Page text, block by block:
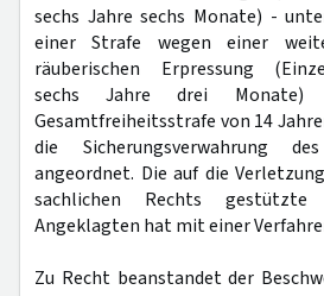
sechs Jahre sechs Monate) -
einer Strafe wegen einer
räuberischen Erpressung
sechs Jahre drei
Gesamtfreiheitsstrafe von 14
die Sicherungsverwahrung
angeordnet. Die auf die
sachlichen Rechts gestützte
Angeklagten hat mit einer
Zu Recht beanstandet der